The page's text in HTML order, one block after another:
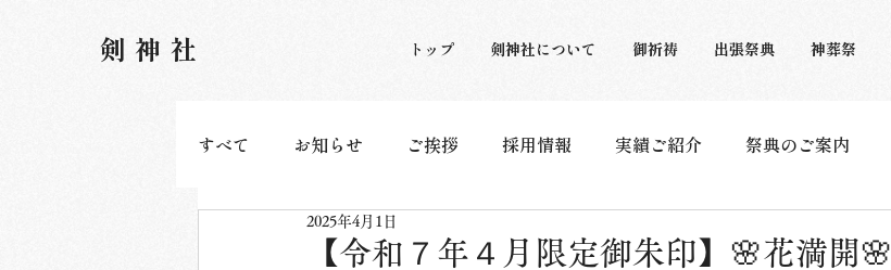
​剣神社 トップ 剣神社について 御祈祷 出張祭典 神葬祭
すべて お知らせ ご挨拶 採用情報 実績ご紹介 祭典のご案内
【令和７年４月限定御朱印】🌸花満開🌸
2025年4月1日